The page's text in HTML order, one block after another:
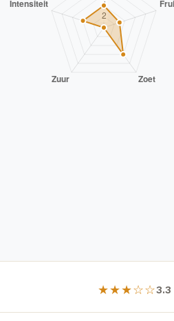
★★★☆☆3.3